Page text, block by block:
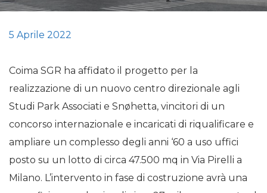
5 Aprile 2022
Coima SGR ha affidato il progetto per la
realizzazione di un nuovo centro direzionale agli
Studi Park Associati e Snøhetta, vincitori di un
concorso internazionale e incaricati di riqualificare e
ampliare un complesso degli anni ‘60 a uso uffici
posto su un lotto di circa 47.500 mq in Via Pirelli a
Milano. L’intervento in fase di costruzione avrà una